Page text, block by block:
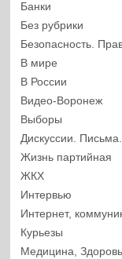
Банки
Без рубрики
Безопасность.
В мире
В России
Видео-Воронеж
Выборы
Дискуссии.
Жизнь партийная
ЖКХ
Интервью
Интернет,
Курьезы
Медицина,